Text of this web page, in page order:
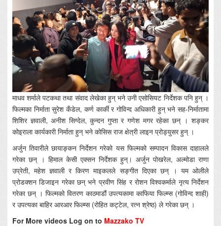
माधव शर्माले पटकथा तथा संवाद लेखेका हुन् भने उनी एसोसियट निर्देशक पनि हुन् ।
फिल्मका निर्माता सुरेश कँडेल, कर्ण कार्की र गोविन्द अधिकारी हुन् भने सह-निर्मातामा
शिशिर ज्ञवाली, अनीश सिग्देल, कुन्दन गुप्ता र गणेश मगर रहेका छन् । शङ्कर
कोइराला कार्यकारी निर्माता हुन् भने कोसिस राज क्षेत्री लाइन प्रोड्युसर हुन् ।
अर्जुन तिवारीले छायाङ्कन निर्देशन गरेको यस फिल्मको सम्पादन विकास दाहालले
गरेका छन् । हिमाल केसी एक्सन निर्देशक हुन्। अर्जुन पोखरेल, अल्मोडा राणा
उप्रेती, महेश ज्ञवाली र किरण माइकलले सङ्गीत दिएका छन् । यम ओलीले
प्रोडक्शन डिजाइन गरेका छन् भने प्रवीण सिंह र रोशन विश्वकर्माले नृत्य निर्देशन
गरेका छन् । फिल्मको वितरण काठमाडौं उपत्यकामा काफिया फिल्म्स (गोविन्द शाही)
र उपत्यका बाहिर आरआर फिल्म्स (रोहित कट्टेल, रत्न श्रेष्ठ) ले गरेका छन् ।
For More videos Log on to Mazzako TV